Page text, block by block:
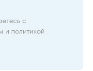
с
и политикой